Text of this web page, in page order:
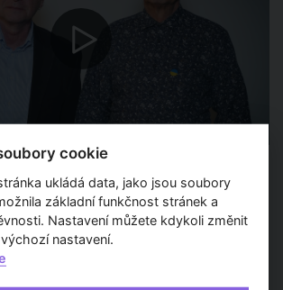
architekt, herec a spisovatel. V 70. letech
Sklep v Praze. Jako architekt se věnuje
cookie
ukládá data, jako jsou soubory
základní funkčnost stránek a
Nastavení můžete kdykoli změnit
nastavení.